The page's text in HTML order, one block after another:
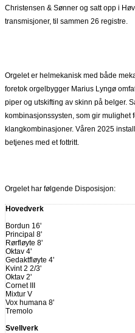
Christensen & Sønner og satt opp i
transmisjoner, til sammen 26 registre.
Orgelet er helmekanisk med både
foretok orgelbygger Marius Lyngø
piper og utskifting av skinn på belger.
kombinasjonssysten, som gir mulighet
klangkombinasjoner. Våren 2025
betjenes med et fottritt.
Orgelet har følgende Disposisjon:
Hovedverk
Bordun 16'
Principal 8'
Rørfløyte 8'
Oktav 4'
Gedaktfløyte 4'
Kvint 2 2/3'
Oktav 2'
Cornet III
Mixtur V
Vox humana 8'
Tremolo
Svellverk